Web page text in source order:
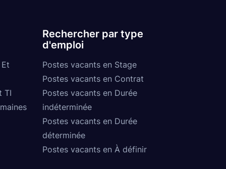
TI
Rechercher par type
d'emploi
Postes vacants en Stage
Postes vacants en Contrat
Postes vacants en Durée
indéterminée
Postes vacants en Durée
déterminée
Postes vacants en À définir